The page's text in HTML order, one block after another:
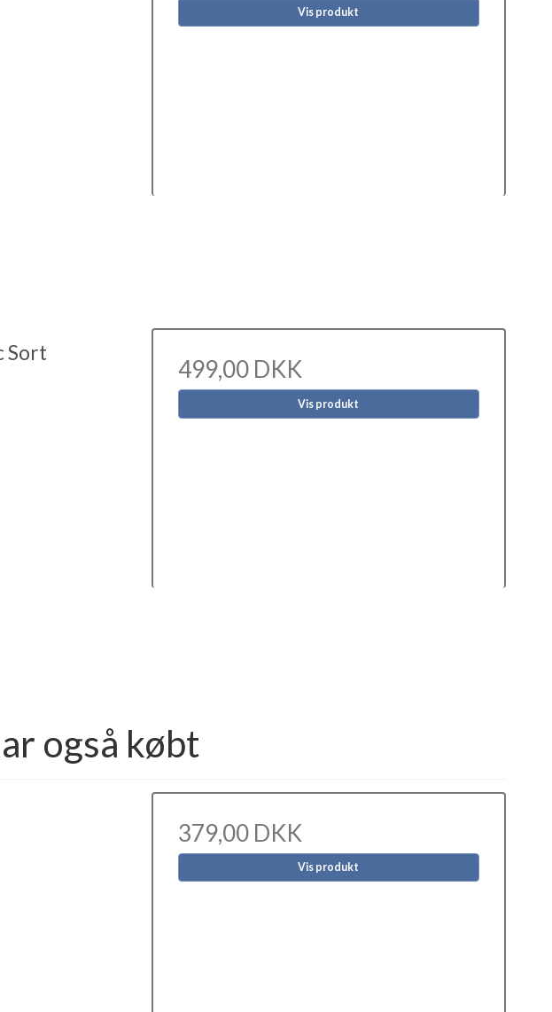
Vis produkt
Sort
499,00 DKK
Vis produkt
også købt
379,00 DKK
Vis produkt